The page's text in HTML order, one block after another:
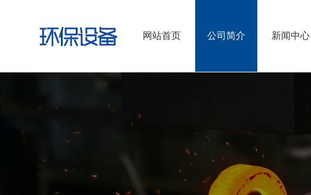
网站首页 公司简介 新闻中心